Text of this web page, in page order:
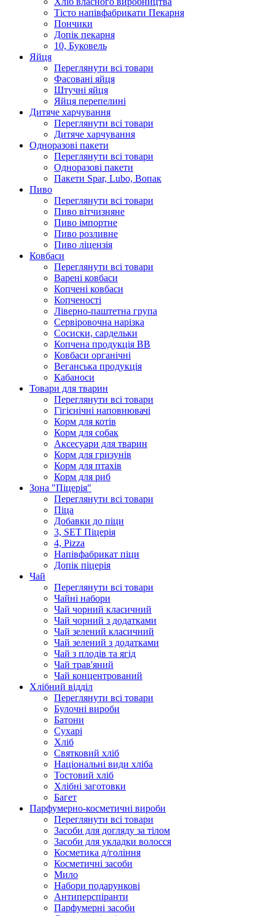
Тiсто напiвфабрикати Пекарня
Пончики
Допік пекарня
10, Буковель
Яйця
Переглянути всі товари
Фасовані яйця
Штучні яйця
Яйця перепелині
Дитяче харчування
Переглянути всі товари
Дитяче харчування
Одноразові пакети
Переглянути всі товари
Одноразові пакети
Пакети Spar, Lubo, Вопак
Пиво
Переглянути всі товари
Пиво вітчизняне
Пиво імпортне
Пиво розливне
Пиво ліцензія
Ковбаси
Переглянути всі товари
Варені ковбаси
Копчені ковбаси
Копченості
Ліверно-паштетна група
Сервіровочна нарізка
Сосиски, сардельки
Копчена продукція ВВ
Ковбаси органічні
Веганська продукція
Кабаноси
Товари для тварин
Переглянути всі товари
Гігієнічні наповнювачі
Корм для котів
Корм для собак
Аксесуари для тварин
Корм для гризунів
Корм для птахів
Корм для риб
Зона "Піцерія"
Переглянути всі товари
Піца
Добавки до піци
3, SET Піцерія
4, Pizza
Напівфабрикат піци
Допік піцерія
Чай
Переглянути всі товари
Чайні набори
Чай чорний класичний
Чай чорний з додатками
Чай зелений класичний
Чай зелений з додатками
Чай з плодів та ягід
Чай трав'яний
Чай концентрований
Хлібний відділ
Переглянути всі товари
Булочні вироби
Батони
Сухарі
Хліб
Святковий хліб
Національні види хліба
Тостовий хліб
Хлібні заготовки
Багет
Парфумерно-косметичні вироби
Переглянути всі товари
Засоби для догляду за тілом
Засоби для укладки волосся
Косметика д/гоління
Косметичні засоби
Мило
Набори подарункові
Антиперспіранти
Парфумерні засоби